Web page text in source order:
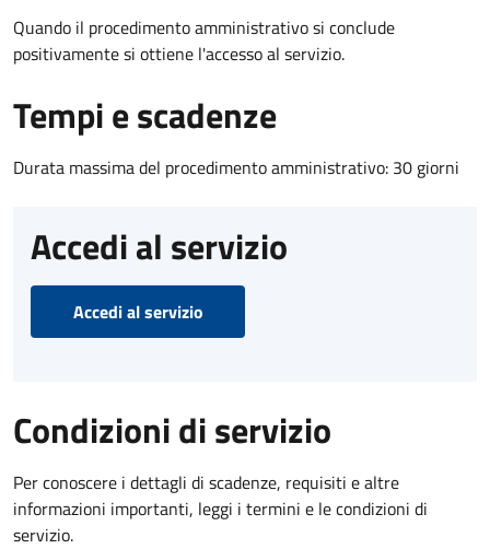
Quando il procedimento amministrativo si conclude
positivamente si ottiene l'accesso al servizio.
Tempi e scadenze
Durata massima del procedimento amministrativo: 30 giorni
Accedi al servizio
Accedi al servizio
Condizioni di servizio
Per conoscere i dettagli di scadenze, requisiti e altre
informazioni importanti, leggi i termini e le condizioni di
servizio.